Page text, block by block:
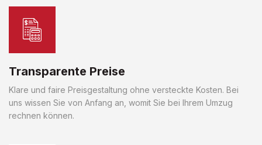
Transparente Preise
Klare und faire Preisgestaltung ohne versteckte Kosten. Bei
uns wissen Sie von Anfang an, womit Sie bei Ihrem Umzug
rechnen können.